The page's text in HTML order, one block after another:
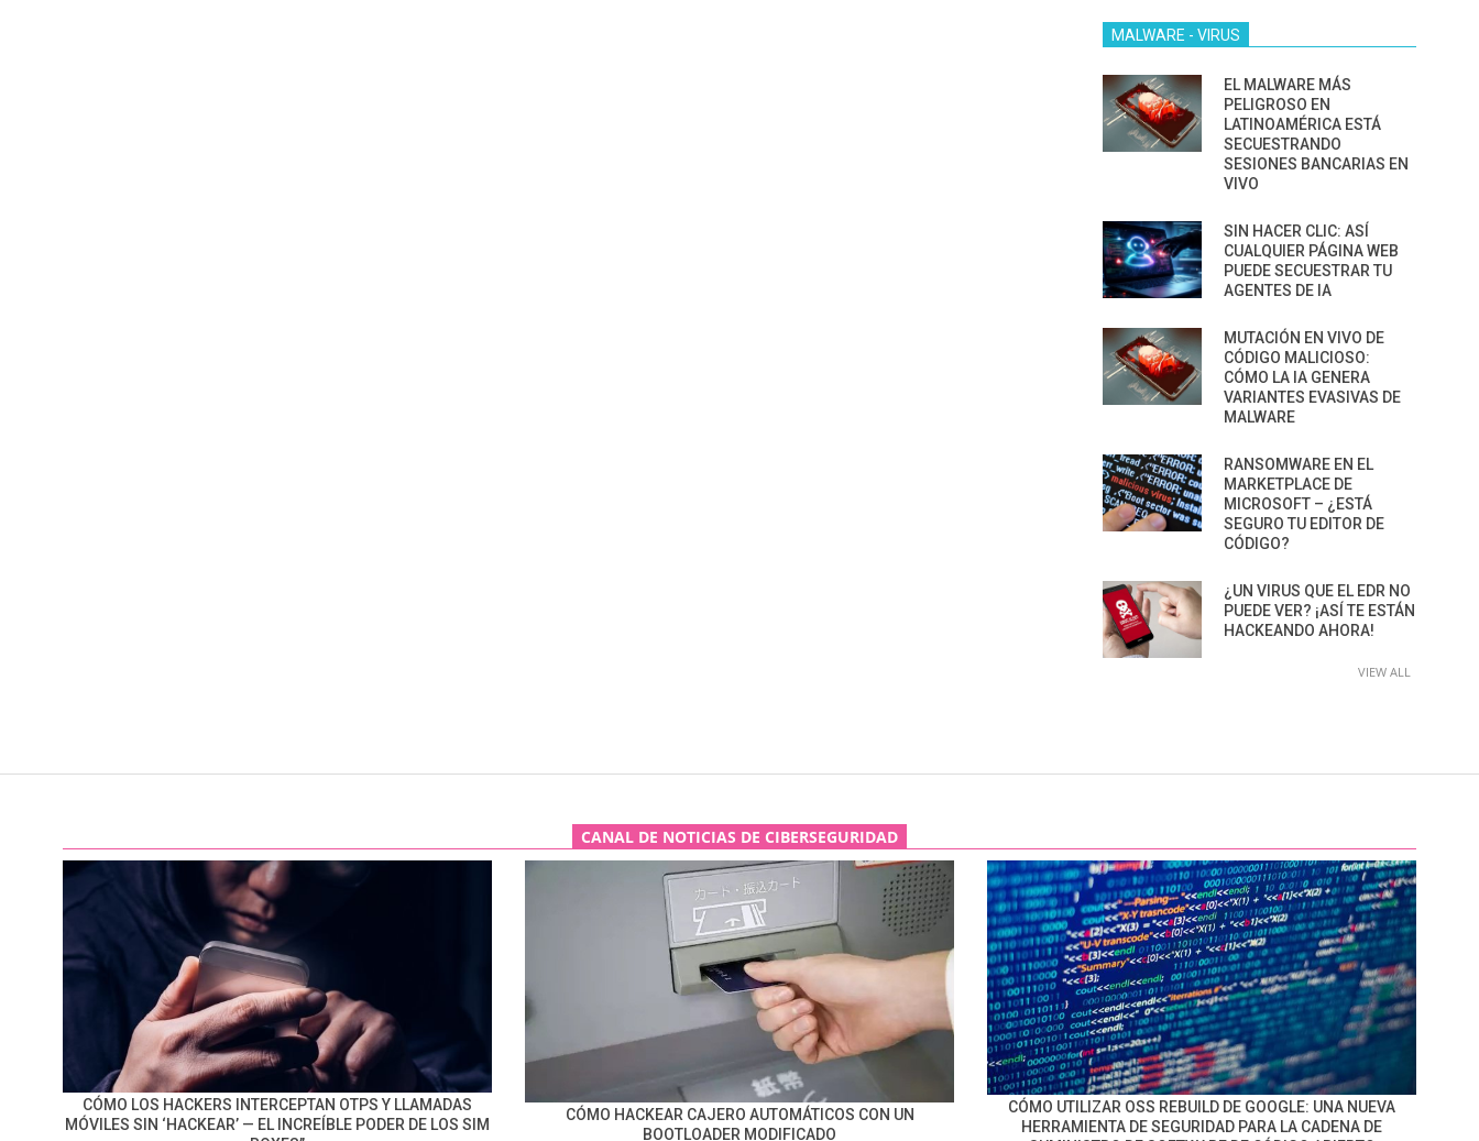
MALWARE - VIRUS
EL MALWARE MÁS
PELIGROSO EN
LATINOAMÉRICA ESTÁ
SECUESTRANDO
SESIONES BANCARIAS EN
VIVO
SIN HACER CLIC: ASÍ
CUALQUIER PÁGINA WEB
PUEDE SECUESTRAR TU
AGENTES DE IA
MUTACIÓN EN VIVO DE
CÓDIGO MALICIOSO:
CÓMO LA IA GENERA
VARIANTES EVASIVAS DE
MALWARE
RANSOMWARE EN EL
MARKETPLACE DE
MICROSOFT – ¿ESTÁ
SEGURO TU EDITOR DE
CÓDIGO?
¿UN VIRUS QUE EL EDR NO
PUEDE VER? ¡ASÍ TE ESTÁN
HACKEANDO AHORA!
VIEW ALL
CANAL DE NOTICIAS DE CIBERSEGURIDAD
CÓMO LOS HACKERS INTERCEPTAN OTPS Y LLAMADAS
MÓVILES SIN ‘HACKEAR’ — EL INCREÍBLE PODER DE LOS SIM
CÓMO HACKEAR CAJERO AUTOMÁTICOS CON UN
BOOTLOADER MODIFICADO
CÓMO UTILIZAR OSS REBUILD DE GOOGLE: UNA NUEVA
HERRAMIENTA DE SEGURIDAD PARA LA CADENA DE